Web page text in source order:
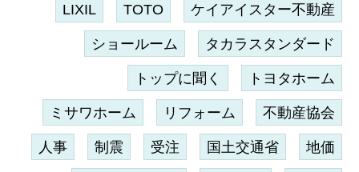
LIXIL TOTO ケイアイスター不動産
ショールーム タカラスタンダード
トップに聞く トヨタホーム
ミサワホーム リフォーム 不動産協会
人事 制震 受注 国土交通省 地価